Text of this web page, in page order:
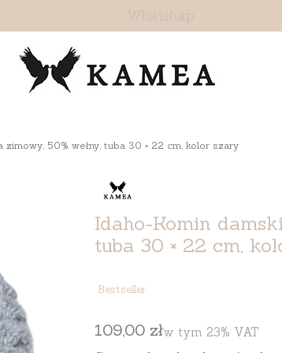
z nami
50% wełny, tuba 30 × 22 cm, kolor szary
Idaho-Komin
tuba 30 × 22 cm,
Etykiety
Bestseller
Cena
109,00 złw tym 23% VAT
w tym 23% VAT